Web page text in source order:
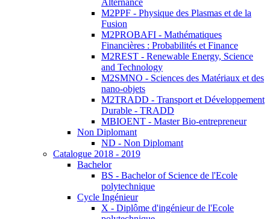
Alternance
M2PPF - Physique des Plasmas et de la
Fusion
M2PROBAFI - Mathématiques
Financières : Probabilités et Finance
M2REST - Renewable Energy, Science
and Technology
M2SMNO - Sciences des Matériaux et des
nano-objets
M2TRADD - Transport et Développement
Durable - TRADD
MBIOENT - Master Bio-entrepreneur
Non Diplomant
ND - Non Diplomant
Catalogue 2018 - 2019
Bachelor
BS - Bachelor of Science de l'Ecole
polytechnique
Cycle Ingénieur
X - Diplôme d'ingénieur de l'Ecole